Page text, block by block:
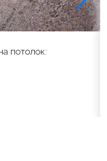
потолок: